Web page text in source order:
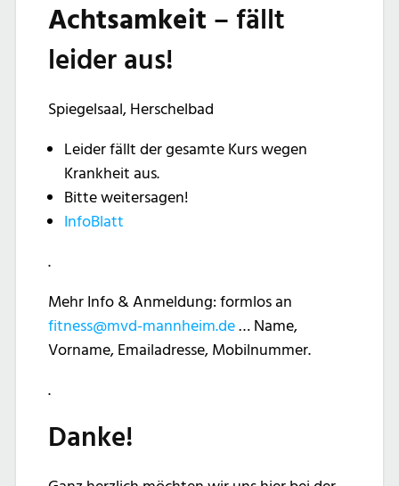
Achtsamkeit – fällt
leider aus!
Spiegelsaal, Herschelbad
Leider fällt der gesamte Kurs wegen
Krankheit aus.
Bitte weitersagen!
InfoBlatt
.
Mehr Info & Anmeldung: formlos an
fitness@mvd-mannheim.de… Name,
Vorname, Emailadresse, Mobilnummer.
.
Danke!